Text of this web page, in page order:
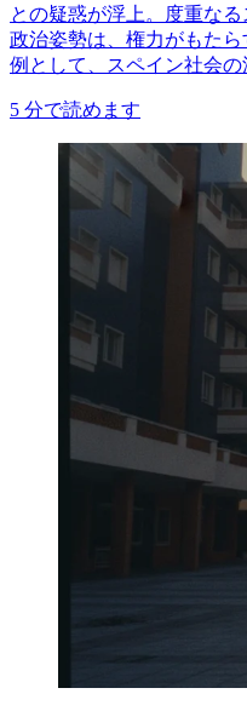
との疑惑が浮上。度重な
政治姿勢は、権力がもた
例として、スペイン社会の
5 分で読めます